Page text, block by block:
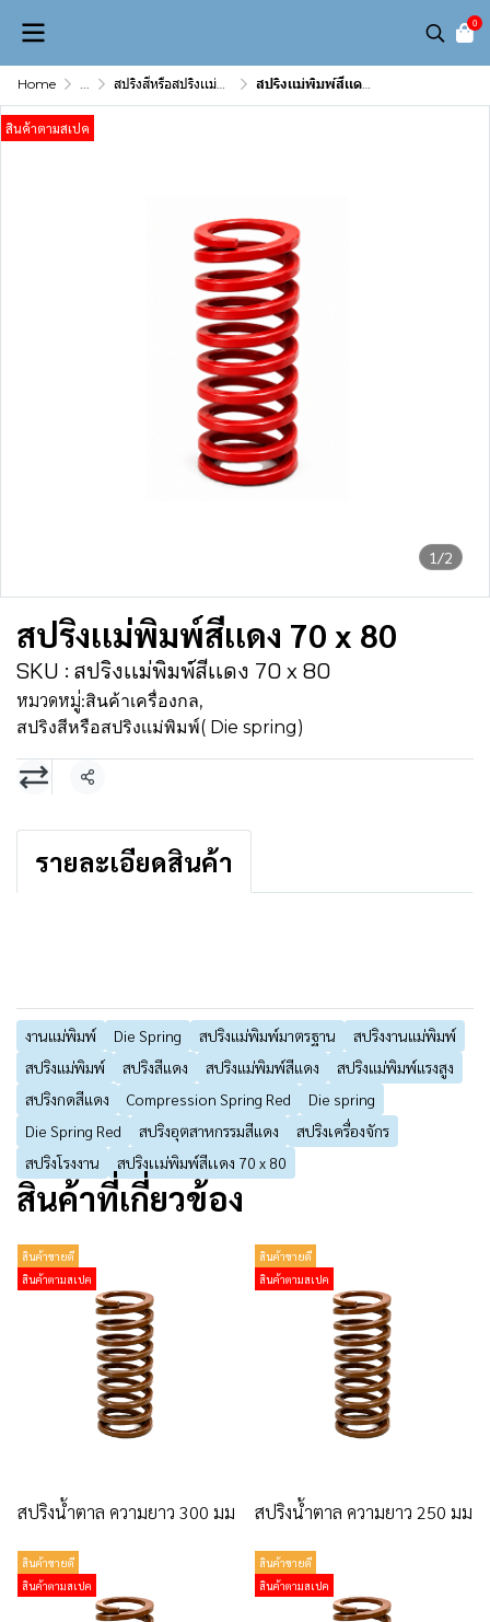
0
Home ... สปริงสีหรือสปริงเเม่พิมพ์( Die spring) สปริงเเม่พิมพ์สีเเดง 70 x 80
1/2
สินค้าตามสเปค
สปริงเเม่พิมพ์สีเเดง 70 x 80
SKU : สปริงเเม่พิมพ์สีเเดง 70 x 80
หมวดหมู่:สินค้าเครื่องกล,
สปริงสีหรือสปริงเเม่พิมพ์( Die spring)
แชร์
รายละเอียดสินค้า
งานแม่พิมพ์ Die Spring สปริงแม่พิมพ์มาตรฐาน
สปริงงานแม่พิมพ์
สปริงแม่พิมพ์
สปริงสีแดง สปริงแม่พิมพ์สีแดง
สปริงแม่พิมพ์แรงสูง
สปริงกดสีแดง
Compression Spring Red
Die spring
Die Spring Red
สปริงอุตสาหกรรมสีแดง
สปริงเครื่องจักร
สปริงโรงงาน
สปริงเเม่พิมพ์สีเเดง 70 x 80
สินค้าที่เกี่ยวข้อง
สินค้าขายดี
สินค้าตามสเปค
สปริงน้ำตาล ความยาว 300 มม
สินค้าขายดี
สินค้าตามสเปค
สปริงน้ำตาล ความยาว 250 มม
สินค้าขายดี
สินค้าตามสเปค
สินค้าขายดี
สินค้าตามสเปค